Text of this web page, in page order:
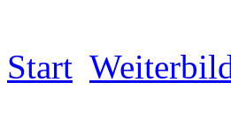
Start